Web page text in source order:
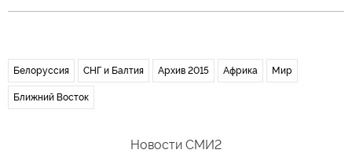
Белоруссия СНГ и Балтия Архив 2015 Африка Мир
Ближний Восток
Новости СМИ2